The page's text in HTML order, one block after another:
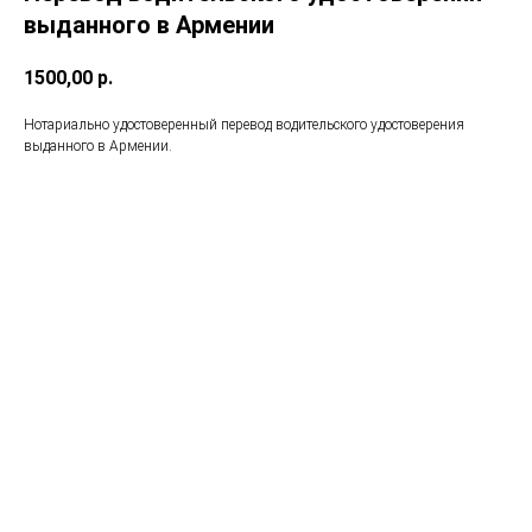
выданного в Армении
1500,00 р.
Нотариально удостоверенный перевод водительского удостоверения
выданного в Армении.